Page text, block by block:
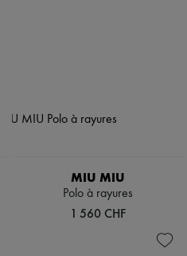
MIU MIU
Polo à rayures
1 560 CHF